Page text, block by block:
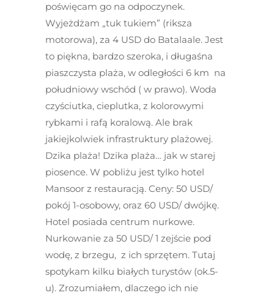
poświęcam go na odpoczynek.
Wyjeżdżam „tuk tukiem” (riksza
motorowa), za 4 USD do Batalaale. Jest
to piękna, bardzo szeroka, i długaśna
piaszczysta plaża, w odległości 6 km na
południowy wschód ( w prawo). Woda
czyściutka, cieplutka, z kolorowymi
rybkami i rafą koralową. Ale brak
jakiejkolwiek infrastruktury plażowej.
Dzika plaża! Dzika plaża… jak w starej
piosence. W pobliżu jest tylko hotel
Mansoor z restauracją. Ceny: 50 USD/
pokój 1-osobowy, oraz 60 USD/ dwójkę.
Hotel posiada centrum nurkowe.
Nurkowanie za 50 USD/ 1 zejście pod
wodę, z brzegu, z ich sprzętem. Tutaj
spotykam kilku białych turystów (ok.5-
u). Zrozumiałem, dlaczego ich nie